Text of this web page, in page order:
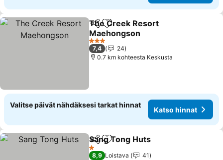
Jaa Lisää suosikkeihin
The Creek Resort
Maehongson
3 Tähtiluokitus
7,4
24
0.7 km kohteesta Keskusta
Valitse päivät nähdäksesi tarkat hinnat
Katso hinnat
Jaa Lisää suosikkeihin
Sang Tong Huts
1 Tähtiluokitus
8,9 Loistava
41